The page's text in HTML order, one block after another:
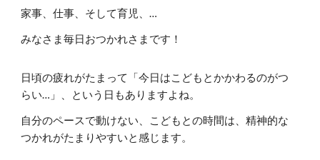
家事、仕事、そして育児、…
みなさま毎日おつかれさまです！
日頃の疲れがたまって「今日はこどもとかかわるのがつ
らい…」、という日もありますよね。
自分のペースで動けない、こどもとの時間は、精神的な
つかれがたまりやすいと感じます。